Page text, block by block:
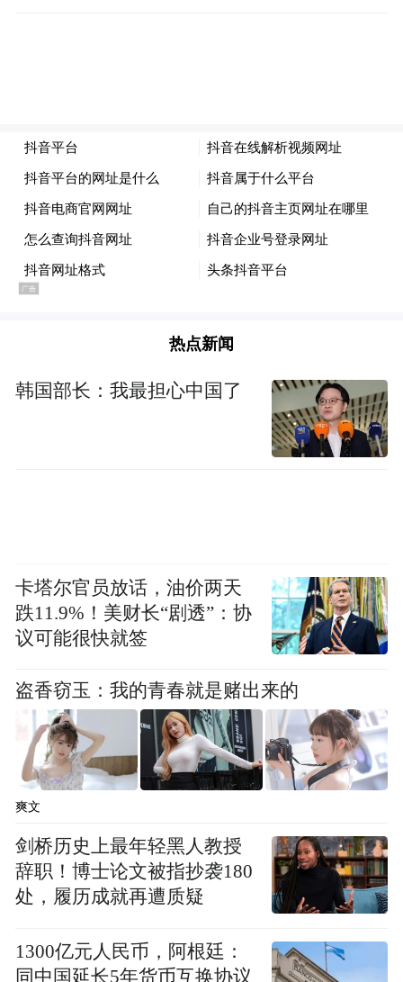
热点新闻
韩国部长：我最担心中国了
卡塔尔官员放话，油价两天
跌11.9%！美财长“剧透”：协
议可能很快就签
盗香窃玉：我的青春就是赌出来的
爽文
剑桥历史上最年轻黑人教授
辞职！博士论文被指抄袭180
处，履历成就再遭质疑
1300亿元人民币，阿根廷：
同中国延长5年货币互换协议